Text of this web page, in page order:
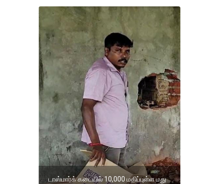
டாஸ்மார்க் கடையில் 10,000 மதிப்புள்ள மது